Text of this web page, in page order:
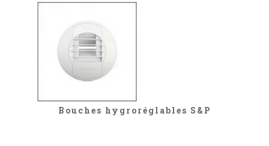
Bouches hygroréglables S&P